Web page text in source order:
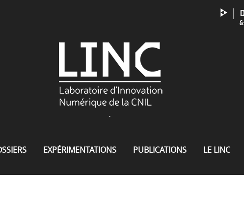
.
EXPÉRIMENTATIONS PUBLICATIONS LE LINC